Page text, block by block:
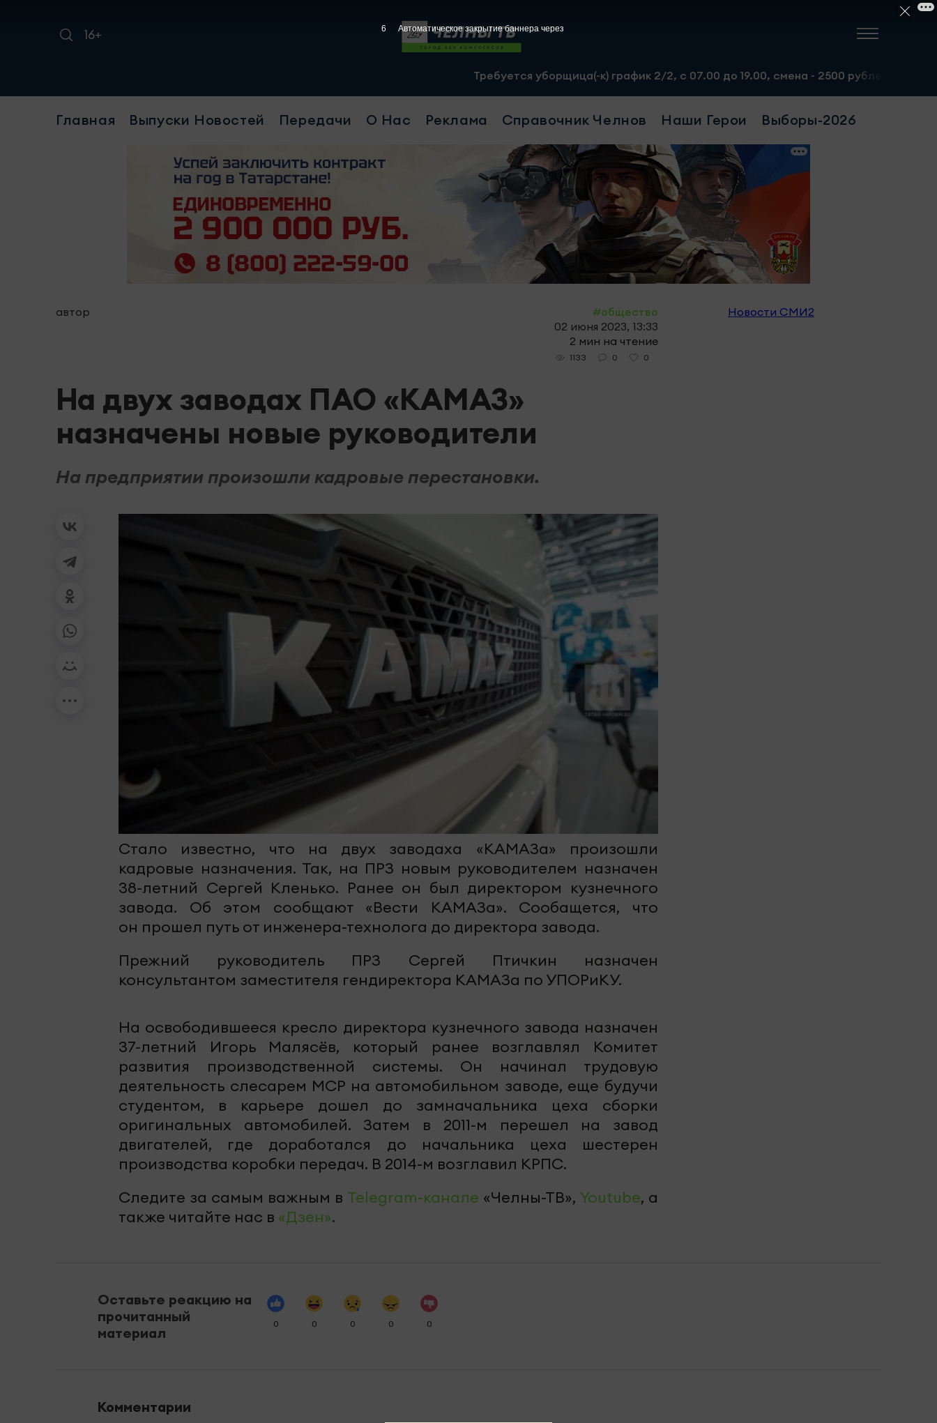
16+
Требуется уборщица(-к) график 2/2, с 07.00 до 19.00, смена - 2500 рублей. Пр-т
Главная Выпуски Новостей Передачи О Нас Реклама Справочник Челнов Наши Герои Выборы-2026
автор
#общество
02 июня 2023, 13:33
2 мин на чтение
1133 0 0
На двух заводах ПАО «КАМАЗ»
назначены новые руководители
На предприятии произошли кадровые перестановки.
Стало известно, что на двух заводаха «КАМАЗа» произошли
кадровые назначения. Так, на ПРЗ новым руководителем назначен
38-летний Сергей Кленько. Ранее он был директором кузнечного
завода. Об этом сообщают «Вести КАМАЗа». Сообащется, что
он прошел путь от инженера-технолога до директора завода.
Прежний руководитель ПРЗ Сергей Птичкин назначен
консультантом заместителя гендиректора КАМАЗа по УПОРиКУ.
На освободившееся кресло директора кузнечного завода назначен
37-летний Игорь Малясёв, который ранее возглавлял Комитет
развития производственной системы. Он начинал трудовую
деятельность слесарем МСР на автомобильном заводе, еще будучи
студентом, в карьере дошел до замначальника цеха сборки
оригинальных автомобилей. Затем в 2011-м перешел на завод
двигателей, где доработался до начальника цеха шестерен
производства коробки передач. В 2014-м возглавил КРПС.
Следите за самым важным в Telegram-канале «Челны-ТВ», Youtube, а
также читайте нас в «Дзен».
Новости СМИ2
Оставьте реакцию на
прочитанный
материал
0 0 0 0 0
Комментарии
5 Автоматическое закрытие баннера через